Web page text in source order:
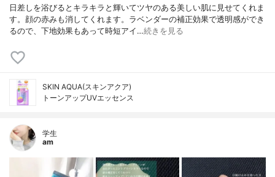
日差しを浴びるとキラキラと輝いてツヤのある美しい肌に見せてくれま
す。顔の赤みも消してくれます。ラベンダーの補正効果で透明感ができ
るので、下地効果もあって時短アイ…続きを見る
SKIN AQUA(スキンアクア)
トーンアップUVエッセンス
学生
am